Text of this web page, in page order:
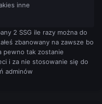
inne
2 SSG ile razy można do
zbanowany na zawsze bo
pewno tak zostanie
i za nie stosowanie się do
adminów